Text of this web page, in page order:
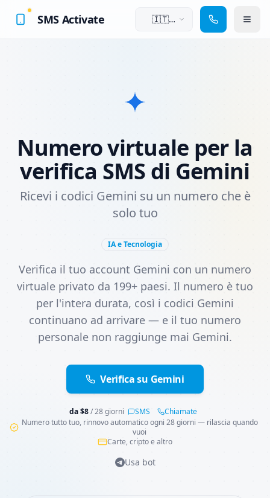
SMS Activate
🇮🇹
Numero virtuale per la
verifica SMS di Gemini
Ricevi i codici Gemini su un numero che è
solo tuo
IA e Tecnologia
Verifica il tuo account Gemini con un numero
virtuale privato da 199+ paesi. Il numero è tuo
per l'intera durata, così i codici Gemini
continuano ad arrivare — e il tuo numero
personale non raggiunge mai Gemini.
Verifica su Gemini
da$8/ 28 giorni SMS
Chiamate
Numero tutto tuo, rinnovo automatico ogni 28 giorni — rilascia quando
vuoi
Carte, cripto e altro
Usa bot